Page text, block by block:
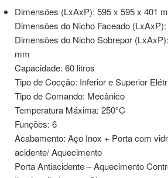
Dimensões (LxAxP): 595 x 595 x 401
Dimensões do Nicho Faceado
Dimensões do Nicho Sobrepor
mm
Capacidade: 60 litros
Tipo de Cocção: Inferior e Superior
Tipo de Comando: Mecânico
Temperatura Máxima: 250°C
Funções: 6
Acabamento: Aço Inox + Porta com
acidente/ Aquecimento
Porta Antiacidente – Aquecimento